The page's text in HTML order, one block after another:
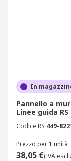
In
Pannello a
Linee guida
Codice RS 449-
Prezzo per 1 unità
38,05 €(IVA